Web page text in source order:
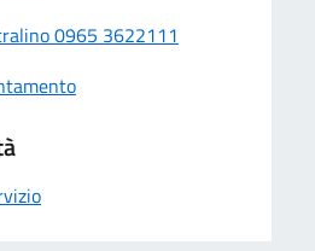
0965 3622111